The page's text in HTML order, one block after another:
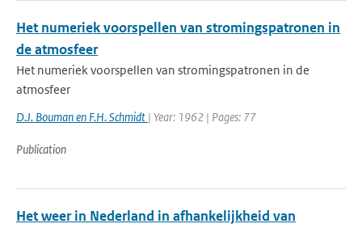
Het numeriek voorspellen van stromingspatronen in
de atmosfeer
Het numeriek voorspellen van stromingspatronen in de
atmosfeer
D.J. Bouman en F.H. Schmidt | Year: 1962 | Pages: 77
Publication
Het weer in Nederland in afhankelijkheid van